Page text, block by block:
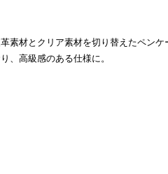
素材とクリア素材を切り替えたペンケ
、高級感のある仕様に。